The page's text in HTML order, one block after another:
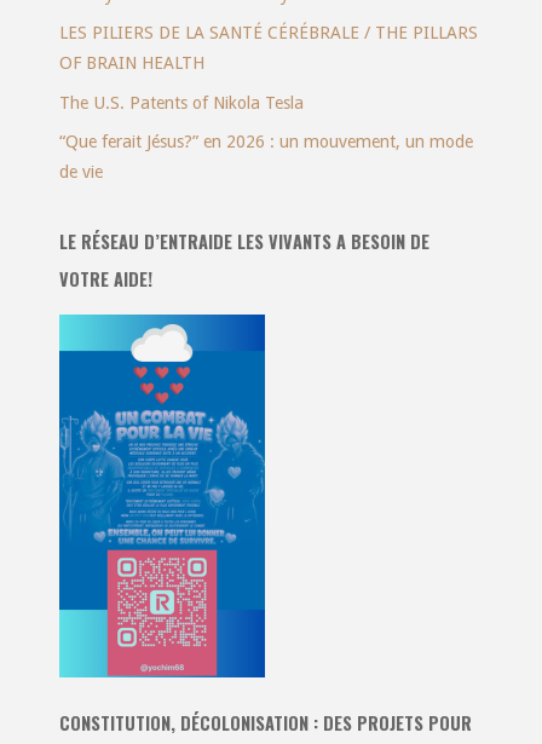
LES PILIERS DE LA SANTÉ CÉRÉBRALE / THE PILLARS
OF BRAIN HEALTH
The U.S. Patents of Nikola Tesla
“Que ferait Jésus?” en 2026 : un mouvement, un mode
de vie
LE RÉSEAU D’ENTRAIDE LES VIVANTS A BESOIN DE
VOTRE AIDE!
CONSTITUTION, DÉCOLONISATION : DES PROJETS POUR